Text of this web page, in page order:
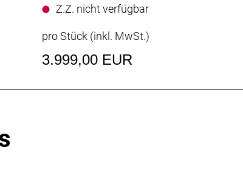
Z.Z. nicht verfügbar
pro Stück (inkl. MwSt.)
3.999,00 EUR